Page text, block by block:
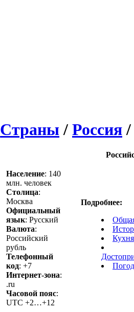
Страны/ Россия/
Население: 140
млн. человек
Столица:
Москва
Официальный
язык: Русский
Валюта:
Российский
рубль
Телефонный
код: +7
Интернет-зона:
.ru
Часовой пояс:
UTC +2…+12
Подробнее:
Кухня